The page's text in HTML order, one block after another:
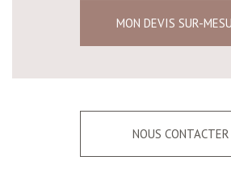
MON DEVIS SUR-
NOUS CONTACTER